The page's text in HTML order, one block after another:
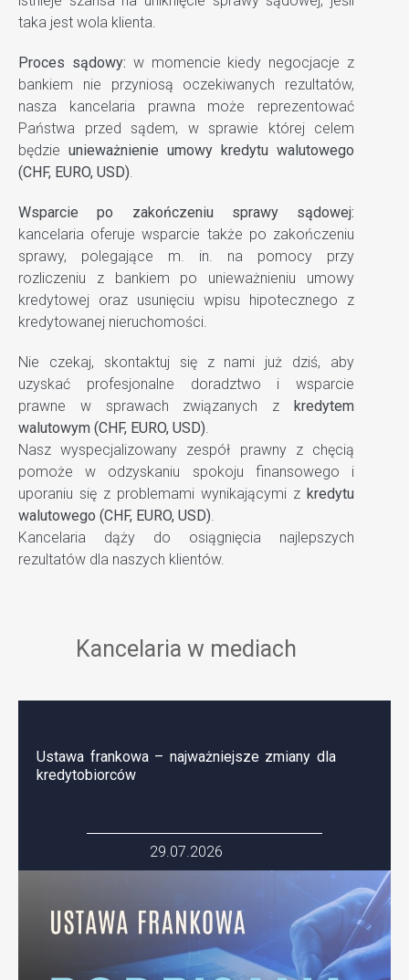
taka jest wola klienta.
Proces sądowy: w momencie kiedy negocjacje z
bankiem nie przyniosą oczekiwanych rezultatów,
nasza kancelaria prawna może reprezentować
Państwa przed sądem, w sprawie której celem
będzie unieważnienie umowy kredytu walutowego
(CHF, EURO, USD)
Wsparcie po zakończeniu sprawy sądowej:
kancelaria oferuje wsparcie także po zakończeniu
sprawy, polegające m. in. na pomocy przy
rozliczeniu z bankiem po unieważnieniu umowy
kredytowej oraz usunięciu wpisu hipotecznego z
kredytowanej nieruchomości.
Nie czekaj, skontaktuj się z nami już dziś, aby
uzyskać profesjonalne doradztwo i wsparcie
prawne w sprawach związanych z kredytem
walutowym (CHF, EURO, USD)
Nasz wyspecjalizowany zespół prawny z chęcią
pomoże w odzyskaniu spokoju finansowego i
uporaniu się z problemami wynikającymi z kredytu
walutowego (CHF, EURO, USD)
Kancelaria dąży do osiągnięcia najlepszych
rezultatów dla naszych klientów.
Kancelaria w mediach
Ustawa frankowa – najważniejsze zmiany dla
kredytobiorców
29.07.2026